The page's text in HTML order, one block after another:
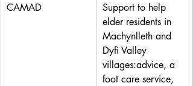
CAMAD
Support to help
elder residents in
Machynlleth and
Dyfi Valley
villages:advice, a
foot care service,